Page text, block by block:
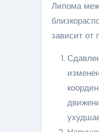
Липома
зависит от